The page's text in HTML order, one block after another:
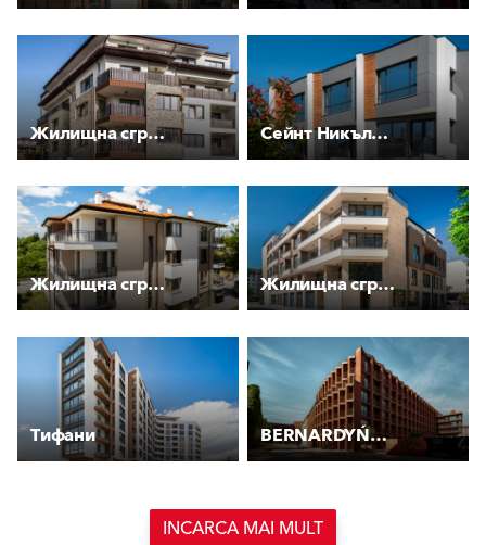
Жилищна сграда Бижу Сейнт Никълас Хаузес
Жилищна сграда Мирели Жилищна сграда Креатив
Тифани BERNARDYŃSKA 4
INCARCA MAI MULT